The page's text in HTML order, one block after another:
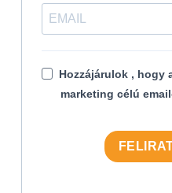
Hozzájárulok , hogy
marketing célú